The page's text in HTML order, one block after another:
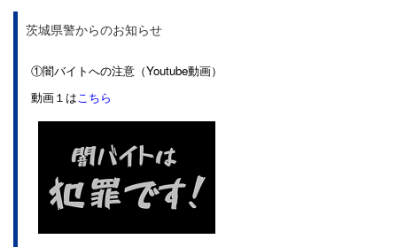
茨城県警からのお知らせ
①闇バイトへの注意（Youtube動画）
動画１はこちら